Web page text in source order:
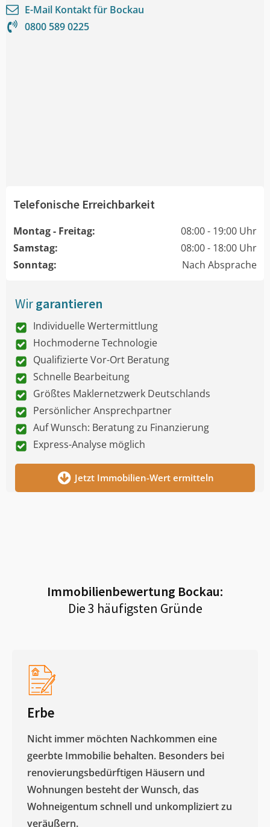
E-Mail Kontakt für Bockau
0800 589 0225
Telefonische Erreichbarkeit
Montag - Freitag:
08:00 - 19:00 Uhr
Samstag:
08:00 - 18:00 Uhr
Sonntag:
Nach Absprache
Wirgarantieren
Individuelle Wertermittlung
Hochmoderne Technologie
Qualifizierte Vor-Ort Beratung
Schnelle Bearbeitung
Größtes Maklernetzwerk Deutschlands
Persönlicher Ansprechpartner
Auf Wunsch: Beratung zu Finanzierung
Express-Analyse möglich
Jetzt Immobilien-Wert ermitteln
Immobilienbewertung Bockau:
Die 3 häufigsten Gründe
Erbe
Nicht immer möchten Nachkommen eine
geerbte Immobilie behalten. Besonders bei
renovierungsbedürftigen Häusern und
Wohnungen besteht der Wunsch, das
Wohneigentum schnell und unkompliziert zu
veräußern. ​